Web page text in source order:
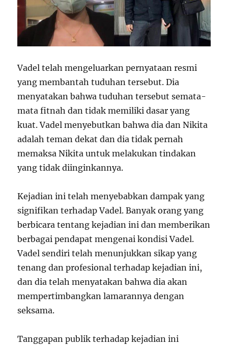
Vadel telah mengeluarkan pernyataan resmi
yang membantah tuduhan tersebut. Dia
menyatakan bahwa tuduhan tersebut semata-
mata fitnah dan tidak memiliki dasar yang
kuat. Vadel menyebutkan bahwa dia dan Nikita
adalah teman dekat dan dia tidak pernah
memaksa Nikita untuk melakukan tindakan
yang tidak diinginkannya.
Kejadian ini telah menyebabkan dampak yang
signifikan terhadap Vadel. Banyak orang yang
berbicara tentang kejadian ini dan memberikan
berbagai pendapat mengenai kondisi Vadel.
Vadel sendiri telah menunjukkan sikap yang
tenang dan profesional terhadap kejadian ini,
dan dia telah menyatakan bahwa dia akan
mempertimbangkan lamarannya dengan
seksama.
Tanggapan publik terhadap kejadian ini